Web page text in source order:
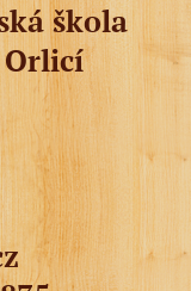
škola
Orlicí